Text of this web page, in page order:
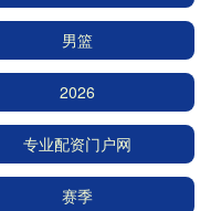
男篮
2026
专业配资门户网
赛季